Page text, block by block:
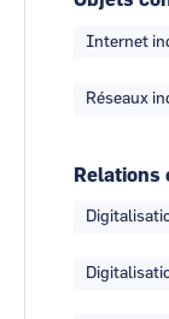
Internet
Réseaux